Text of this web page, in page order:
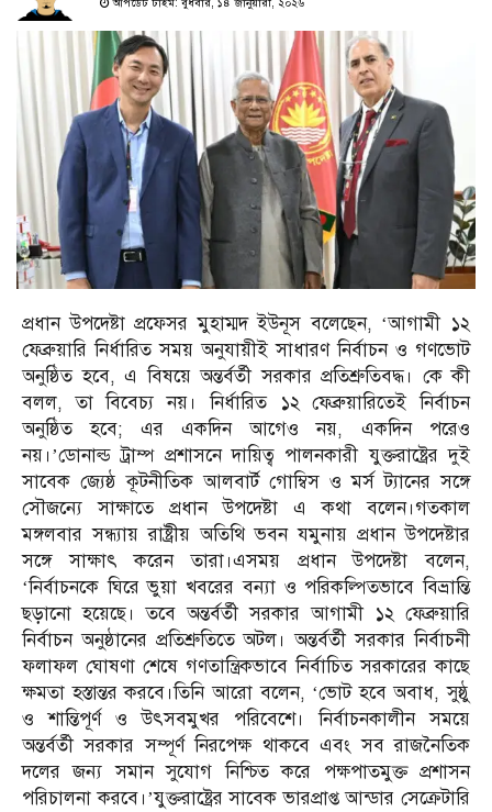
আপডেট টাইম: বুধবার, ১৪ জানুয়ারী, ২০২৬
প্রধান উপদেষ্টা প্রফেসর মুহাম্মদ ইউনূস বলেছেন, ‘আগামী ১২
ফেব্রুয়ারি নির্ধারিত সময় অনুযায়ীই সাধারণ নির্বাচন ও গণভোট
অনুষ্ঠিত হবে, এ বিষয়ে অন্তর্বর্তী সরকার প্রতিশ্রুতিবদ্ধ। কে কী
বলল, তা বিবেচ্য নয়। নির্ধারিত ১২ ফেব্রুয়ারিতেই নির্বাচন
অনুষ্ঠিত হবে; এর একদিন আগেও নয়, একদিন পরেও
নয়।’ডোনাল্ড ট্রাম্প প্রশাসনে দায়িত্ব পালনকারী যুক্তরাষ্ট্রের দুই
সাবেক জ্যেষ্ঠ কূটনীতিক আলবার্ট গোম্বিস ও মর্স ট্যানের সঙ্গে
সৌজন্যে সাক্ষাতে প্রধান উপদেষ্টা এ কথা বলেন।গতকাল
মঙ্গলবার সন্ধ্যায় রাষ্ট্রীয় অতিথি ভবন যমুনায় প্রধান উপদেষ্টার
সঙ্গে সাক্ষাৎ করেন তারা।এসময় প্রধান উপদেষ্টা বলেন,
‘নির্বাচনকে ঘিরে ভুয়া খবরের বন্যা ও পরিকল্পিতভাবে বিভ্রান্তি
ছড়ানো হয়েছে। তবে অন্তর্বর্তী সরকার আগামী ১২ ফেব্রুয়ারি
নির্বাচন অনুষ্ঠানের প্রতিশ্রুতিতে অটল। অন্তর্বর্তী সরকার নির্বাচনী
ফলাফল ঘোষণা শেষে গণতান্ত্রিকভাবে নির্বাচিত সরকারের কাছে
ক্ষমতা হস্তান্তর করবে।তিনি আরো বলেন, ‘ভোট হবে অবাধ, সুষ্ঠু
ও শান্তিপূর্ণ ও উৎসবমুখর পরিবেশে। নির্বাচনকালীন সময়ে
অন্তর্বর্তী সরকার সম্পূর্ণ নিরপেক্ষ থাকবে এবং সব রাজনৈতিক
দলের জন্য সমান সুযোগ নিশ্চিত করে পক্ষপাতমুক্ত প্রশাসন
পরিচালনা করবে।’যুক্তরাষ্ট্রের সাবেক ভারপ্রাপ্ত আন্ডার সেক্রেটারি